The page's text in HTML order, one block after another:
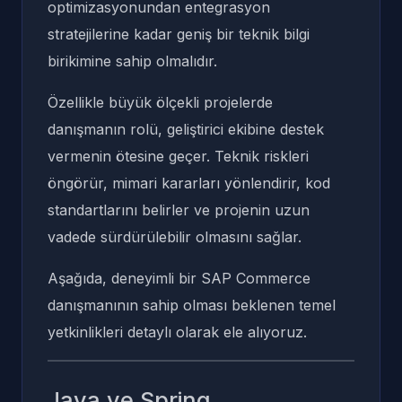
optimizasyonundan entegrasyon
stratejilerine kadar geniş bir teknik bilgi
birikimine sahip olmalıdır.
Özellikle büyük ölçekli projelerde
danışmanın rolü, geliştirici ekibine destek
vermenin ötesine geçer. Teknik riskleri
öngörür, mimari kararları yönlendirir, kod
standartlarını belirler ve projenin uzun
vadede sürdürülebilir olmasını sağlar.
Aşağıda, deneyimli bir SAP Commerce
danışmanının sahip olması beklenen temel
yetkinlikleri detaylı olarak ele alıyoruz.